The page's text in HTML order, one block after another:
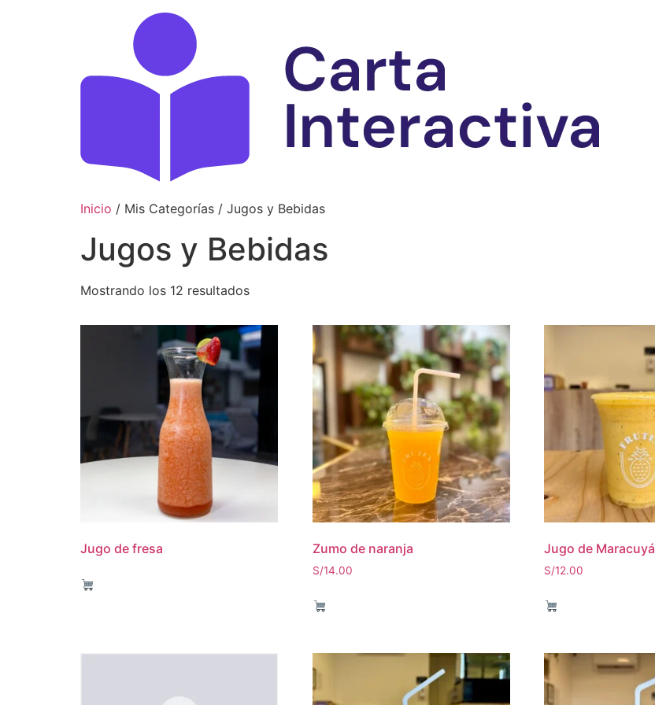
Inicio / Mis Categorías / Jugos y Bebidas
Jugos y Bebidas
Mostrando los 12 resultados
Jugo de fresa Zumo de naranja
S/14.00
Jugo de Maracuyá
S/12.00